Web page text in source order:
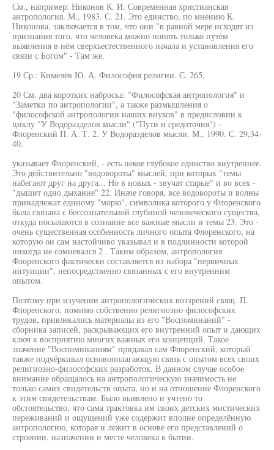
См., например: Никонов К. И. Современная христианская
антропология. М., 1983. С. 21. Это единство, по мнению К.
Никонова, заключается в том, что они "в равной мере исходят из
признания того, что человека можно понять только путём
выявления в нём сверхъестественного начала и установления его
связи с Богом" - Там же.
19 Ср.: Кимелёв Ю. А. Философия религии. С. 265.
20 См. два коротких наброска: "Философская антропология" и
"Заметки по антропологии", а также размышления о
"философской антропологии наших внуков" в предисловии к
циклу "У Водоразделов мысли" ("Пути и средоточия") -
Флоренский П. А. Т. 2. У Водоразделов мысли. М., 1990. С. 29,34-
40.
указывает Флоренский, - есть некое глубокое единство внутреннее.
Это действительно "водовороты" мыслей, при которых "темы
набегают друг на друга... Но в новых - звучат старые" и во всех -
"дышит одно дыхание" 22. Иначе говоря, все водовороты и волны
принадлежат единому "морю", символика которого у Флоренского
была связана с бессознательной глубиной человеческого существа,
откуда посылаются в сознание все важные мысли и темы 23. Это -
очень существенная особенность личного опыта Флоренского, на
которую он сам настойчиво указывал и в подлинности которой
никогда не сомневался 2 . Таким образом, антропология
Флоренского фактически составляется из набора "первичных
интуиции", непосредственно связанных с его внутренним
опытом.
Поэтому при изучении антропологических воззрений свящ. П.
Флоренского, помимо собственно религиозно-философских
трудов, привлекались материалы из его "Воспоминаний" -
сборника записей, раскрывающих его внутренний опыт и дающих
ключ к восприятию многих важных его концепций. Такое
значение "Воспоминаниям" придавал сам Флоренский, который
также подчёркивал основополагающую связь с опытом всех своих
религиозно-философских разработок. В данном случае особое
внимание обращалось на антропологическую значимость не
только самих свидетельств опыта, но и на отношение Флоренского
к этим свидетельствам. Было выявлено и учтено то
обстоятельство, что сама трактовка им своих детских мистических
переживаний и ощущений уже содержит вполне определённую
антропологию, которая и лежит в основе его представлений о
строении, назначении и месте человека в бытии.